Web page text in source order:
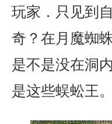
玩家．只见到
奇？在月魔蜘
是不是没在洞
是这些蜈蚣王。